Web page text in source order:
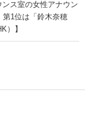
ンス室の女性アナウン
1位は「鈴木奈穂
）】